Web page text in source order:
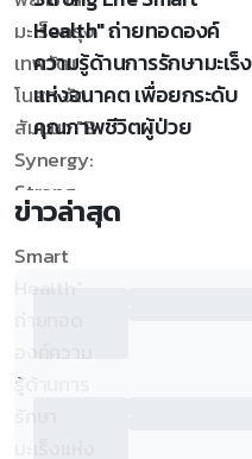
Health" ถ่ายทอดองค์
ความรู้ด้านการรักษามะเร็ง
แห่งอนาคต เพื่อยกระดับ
คุณภาพชีวิตผู้ป่วย
ข่าวล่าสุด